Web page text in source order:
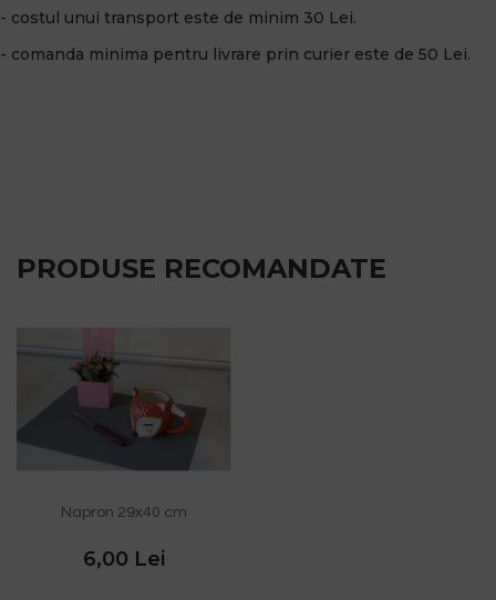
- costul unui transport este de minim 30 Lei.
- comanda minima pentru livrare prin curier este de 50 Lei.
PRODUSE RECOMANDATE
Napron 29x40 cm
6,00 Lei